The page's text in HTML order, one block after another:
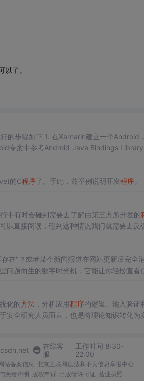
了。
的步驟如下 1. 在Xamarin建立一个Android
专案中参考Android Java Bindings Library
的C程序了。于此，兹举例说明开发程序
201310/7383.html 前言 在项目的进行中有时会碰到需要去了解由第三方所开发的
以直接阅读，碰到这种情况我们就需要去反
在"？或者某个新闻报道在网站更新后完全
题而生的数字时光机，它能让你轻松查看
化的方法，分析应用程序的逻辑、输入验证
安全研究人员而言，也是将理论知识转化为
在线客
服
工作时间 8:30-
22:00
站备案信息 北京互联网违法和不良信息举报中心
免责声明 版权申诉 出版物许可证 营业执照